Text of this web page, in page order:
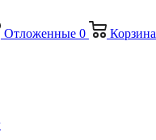
Отложенные 0 Корзина